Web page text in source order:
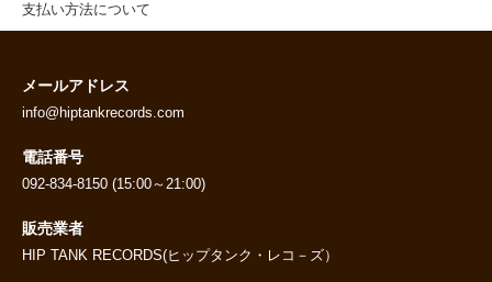
支払い方法について
メールアドレス
info@hiptankrecords.com
電話番号
092-834-8150 (15:00～21:00)
販売業者
HIP TANK RECORDS(ヒップタンク・レコ－ズ）